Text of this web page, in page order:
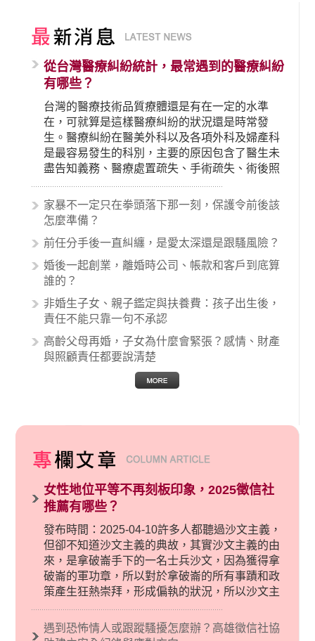
從台灣醫療糾紛統計，最常遇到的醫療糾紛
有哪些？
台灣的醫療技術品質療體還是有在一定的水準
在，可就算是這樣醫療糾紛的狀況還是時常發
生。醫療糾紛在醫美外科以及各項外科及婦產科
是最容易發生的科別，主要的原因包含了醫生未
盡告知義務、醫療處置疏失、手術疏失、術後照
顧失當、醫療費用的收取。雖然醫學進步，但醫
生與病患之間引起的糾紛還是經常發生。很多案
例中最後都走向訴訟流程，我們如果不幸遇到相
的內容其實非常多，有些案例…
家暴不一定只在拳頭落下那一刻，保護令前後該
怎麼準備？
前任分手後一直糾纏，是愛太深還是跟騷風險？
婚後一起創業，離婚時公司、帳款和客戶到底算
誰的？
非婚生子女、親子鑑定與扶養費：孩子出生後，
責任不能只靠一句不承認
高齡父母再婚，子女為什麼會緊張？感情、財產
與照顧責任都要說清楚
女性地位平等不再刻板印象，2025徵信社
推薦有哪些？
發布時間：2025-04-10許多人都聽過沙文主義，
但卻不知道沙文主義的典故，其實沙文主義的由
來，是拿破崙手下的一名士兵沙文，因為獲得拿
破崙的軍功章，所以對於拿破崙的所有事蹟和政
策產生狂熱崇拜，形成偏執的狀況，所以沙文主
義後來就被拿來暗指偏見和歧視，而且有沙文主
義傾向的人，通常對於自己的國家和民族有超強
烈的卓越感，因而瞧不起其他國家的人，所以沙
遇到恐怖情人或跟蹤騷擾怎麼辦？高雄徵信社協